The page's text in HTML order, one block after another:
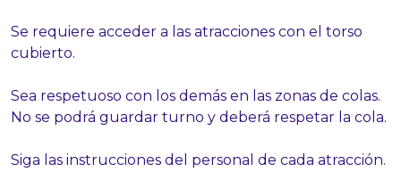
Se requiere acceder a las atracciones con el torso
cubierto.
Sea respetuoso con los demás en las zonas de colas.
No se podrá guardar turno y deberá respetar la cola.
Siga las instrucciones del personal de cada atracción.